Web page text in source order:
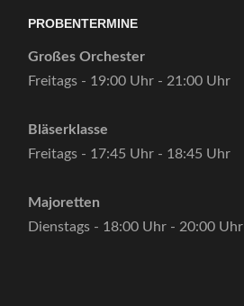
PROBENTERMINE
Großes Orchester
Freitags - 19:00 Uhr - 21:00 Uhr
Bläserklasse
Freitags - 17:45 Uhr - 18:45 Uhr
Majoretten
Dienstags - 18:00 Uhr - 20:00 Uhr